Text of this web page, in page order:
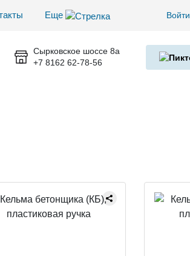
Еще Войти
Сырковское шоссе 8а
+7 8162 62-78-56